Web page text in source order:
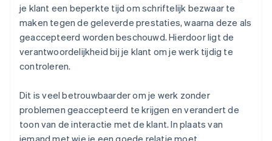
je klant een beperkte tijd om schriftelijk bezwaar te
maken tegen de geleverde prestaties,waarna deze als
geaccepteerd worden beschouwd. Hierdoor ligt de
verantwoordelijkheid bij je klant om je werk tijdig te
controleren.
Dit is veel betrouwbaarder om je werk zonder
problemen geaccepteerd te krijgen en verandert de
toon van de interactie met de klant. In plaats van
iemand met wie je een goede relatie moet